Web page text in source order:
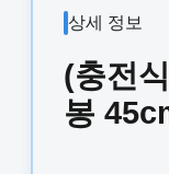
상세 정보
(충전
봉